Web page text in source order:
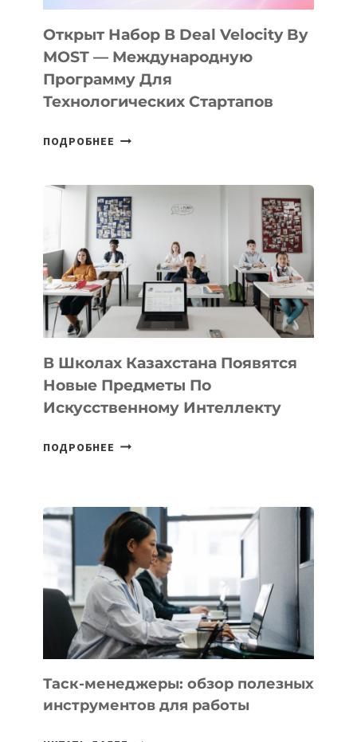
ПОДРОСТКАМ
БИЛЕТ
В
ПРЕДПРИНИМАТЕЛЬСТВО
Открыт Набор В Deal Velocity By
MOST — Международную
Программу Для
Технологических Стартапов
ПОДРОБНЕЕ ОТКРЫТ
DEAL
VELOCITY
BY
MOST
—
МЕЖДУНАРОДНУЮ
ПРОГРАММУ
ДЛЯ
ТЕХНОЛОГИЧЕСКИХ
В Школах Казахстана Появятся
Новые Предметы По
Искусственному Интеллекту
ПОДРОБНЕЕ В
НОВЫЕ
ПРЕДМЕТЫ
ПО
ИСКУССТВЕННОМУ
ИНТЕЛЛЕКТУ
Таск-менеджеры: обзор полезных
инструментов для работы